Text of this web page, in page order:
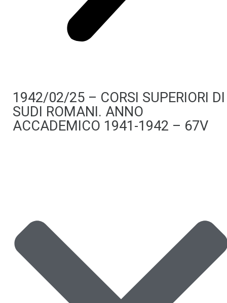
1942/02/25 – CORSI SUPERIORI DI
SUDI ROMANI. ANNO
ACCADEMICO 1941-1942 – 67V